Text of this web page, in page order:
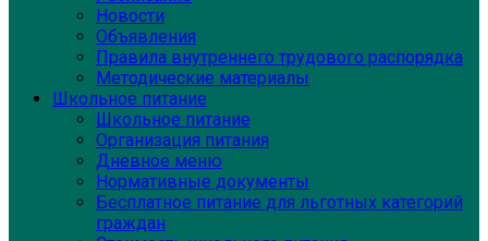
Новости
Объявления
Правила внутреннего трудового распорядка
Методические материалы
Школьное питание
Школьное питание
Организация питания
Дневное меню
Нормативные документы
Бесплатное питание для льготных категорий
граждан